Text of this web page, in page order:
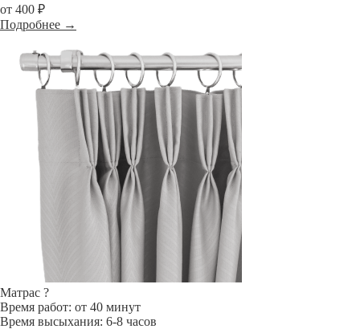
от 400 ₽
Подробнее →
Матрас ?
Время работ: от 40 минут
Время высыхания: 6-8 часов